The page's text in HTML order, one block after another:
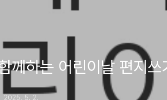
께하는 어린이날 편지
2025. 5. 2.